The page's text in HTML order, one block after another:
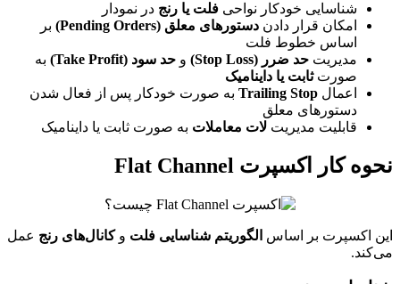
شناسایی خودکار نواحی فلت یا رنج در نمودار
امکان قرار دادن دستورهای معلق (Pending Orders)
بر
اساس خطوط فلت
مدیریت حد ضرر (Stop Loss) و حد سود (Take Profit)
به
صورتثابت یا داینامیک
اعمال Trailing Stop به صورت خودکار پس از فعال شدن
دستورهای معلق
قابلیت مدیریت لات معاملات به صورت ثابت یا داینامیک
نحوه کار اکسپرت Flat Channel
این اکسپرت بر اساس الگوریتم شناسایی فلت وکانال‌های رنج عمل
می‌کند.